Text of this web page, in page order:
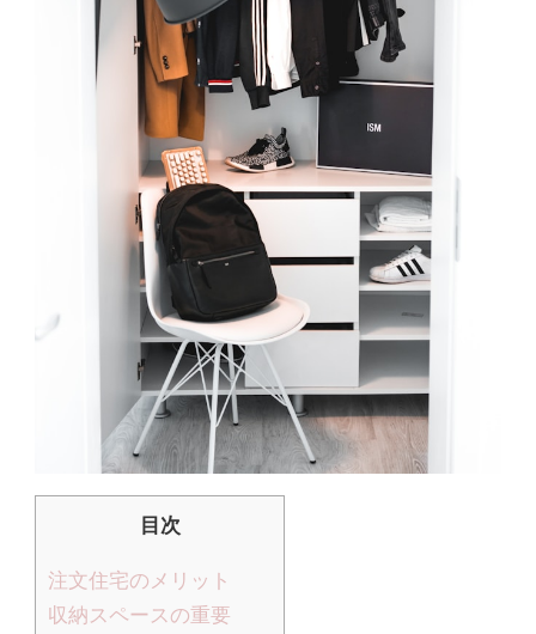
目次
注文住宅のメリット
収納スペースの重要